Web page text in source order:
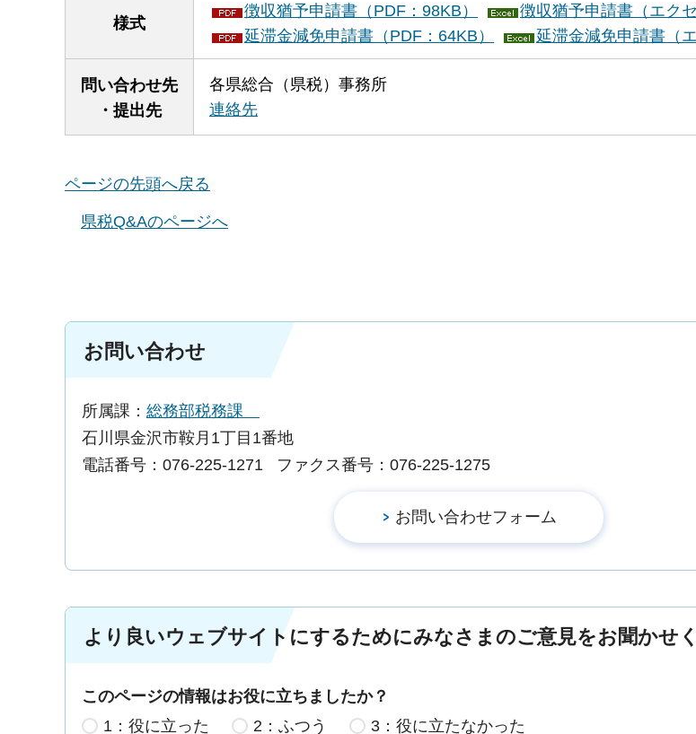
様式
徴収猶予申請書（PDF：98KB）
徴収猶予申請書（エク
延滞金減免申請書（PDF：64KB）
延滞金減免申請書（
問い合わせ先
・提出先
各県総合（県税）事務所
連絡先
ページの先頭へ戻る
県税Q&Aのページへ
お問い合わせ
所属課： 総務部税務課
石川県金沢市鞍月1丁目1番地
電話番号：076-225-1271
ファクス番号：076-225-1275
より良いウェブサイトにするためにみなさまのご意見をお聞かせ
このページの情報はお役に立ちましたか？
1：役に立った
2：ふつう 3：役に立たなかった